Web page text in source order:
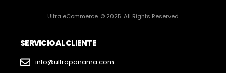
Ultra eCommerce. © 2025. All Rights Reserved
SERVICIO AL CLIENTE
info@ultrapanama.com